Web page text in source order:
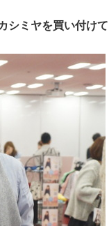
シミヤを買い付け